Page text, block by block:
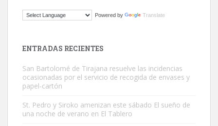
El ayuntamiento se va a llevar a Los Gatos callejeros de la zona los
Powered by Translate
ENTRADAS RECIENTES
San Bartolomé de Tirajana resuelve las incidencias
ocasionadas por el servicio de recogida de envases y
papel-cartón
St. Pedro y Siroko amenizan este sábado El sueño de
una noche de verano en El Tablero